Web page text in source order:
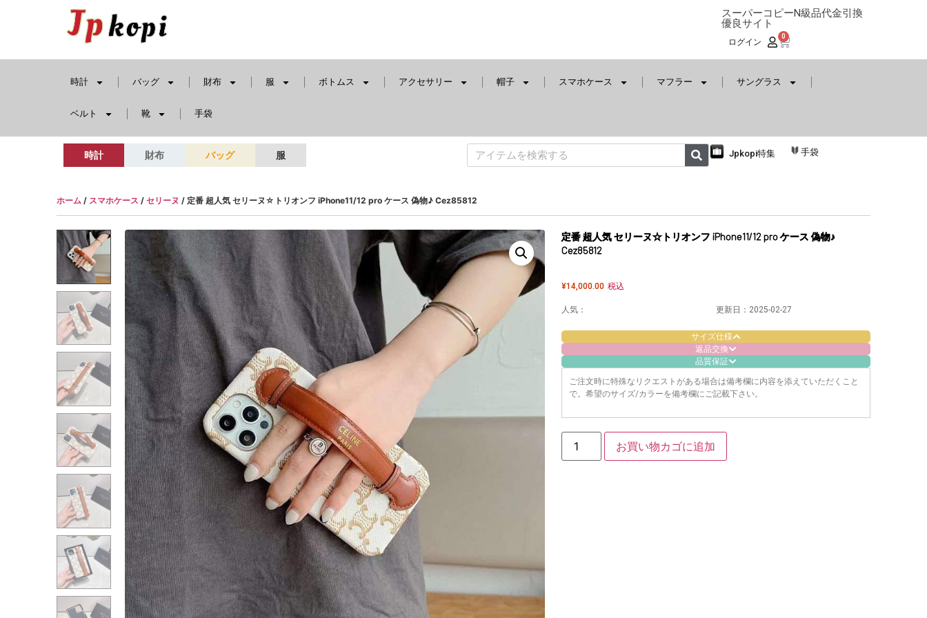
スーパーコピーN級品代金引換
優良サイト
ログイン
0
時計 バッグ 財布 服 ボトムス アクセサリー 帽子 スマホケース マフラー サングラス
ベルト 靴 手袋
時計 財布 バッグ 服 Jpkopi特集 手袋
ホーム / スマホケース / セリーヌ / 定番 超人気 セリーヌ☆トリオンフ iPhone11/12 pro ケース 偽物♪ Cez85812
定番 超人気 セリーヌ☆トリオンフ iPhone11/12 pro ケース 偽物♪
Cez85812
¥14,000.00 税込
人気： 更新日： 2025-02-27
サイズ仕様
返品交換
品質保証
ご注文時に特殊なリクエストがある場合は備考欄に内容を添えていただくこと
で。希望のサイズ/カラーを備考欄にご記載下さい。
お買い物カゴに追加